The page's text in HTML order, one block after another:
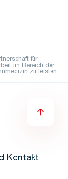
für
im Bereich der
zu leisten
Kontakt